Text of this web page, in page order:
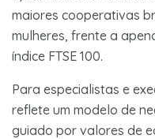
maiores cooperativas
mulheres, frente a
índice FTSE 100.
Para especialistas e
reflete um modelo de
guiado por valores de